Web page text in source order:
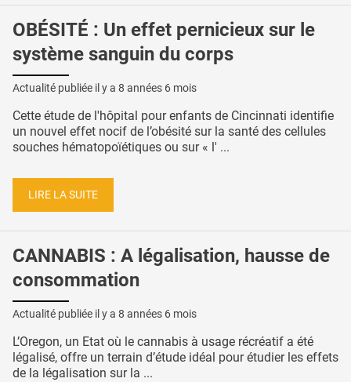
OBÉSITÉ : Un effet pernicieux sur le
système sanguin du corps
Actualité publiée il y a 8 années 6 mois
Cette étude de l'hôpital pour enfants de Cincinnati identifie
un nouvel effet nocif de l’obésité sur la santé des cellules
souches hématopoïétiques ou sur « l' ...
LIRE LA SUITE
CANNABIS : A légalisation, hausse de
consommation
Actualité publiée il y a 8 années 6 mois
L’Oregon, un Etat où le cannabis à usage récréatif a été
légalisé, offre un terrain d’étude idéal pour étudier les effets
de la légalisation sur la ...